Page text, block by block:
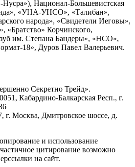
Национал-Большевистская
«УНА-УНСО», «Талибан»,
народа», «Свидетели Иеговы»,
Корчинского,
им. Степана Бандеры», «НСО»,
18», Дуров Павел Валерьевич.
Секретно Трейд».
Кабардино-Балкарская Респ., г.
г. Москва, Дмитровское шоссе, д.
и использование
цитирование возможно
на сайт.